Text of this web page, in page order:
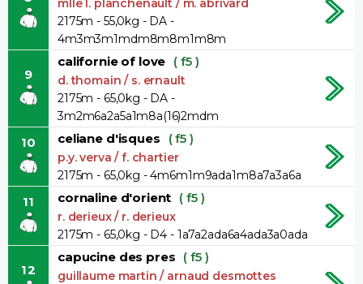
mlle l. planchenault / m. abrivard
2175m - 55,0kg - DA -
4m3m3m1mdm8m8m1m8m
9
californie of love ( f5 )
d. thomain / s. ernault
2175m - 65,0kg - DA -
3m2m6a2a5a1m8a(16)2mdm
10 celiane d'isques ( f5 )
p.y. verva / f. chartier
2175m - 65,0kg - 4m6m1m9ada1m8a7a3a6a
11 cornaline d'orient ( f5 )
r. derieux / r. derieux
2175m - 65,0kg - D4 - 1a7a2ada6a4ada3a0ada
12
capucine des pres ( f5 )
guillaume martin / arnaud desmottes